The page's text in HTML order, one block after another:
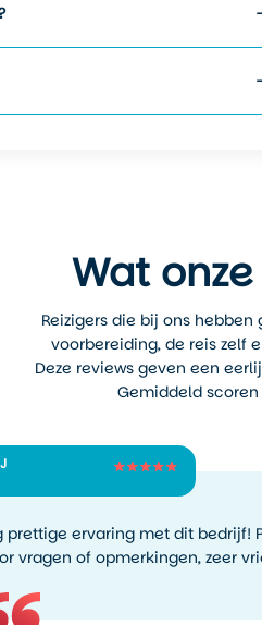
Wat onze
Reizigers die bij ons
voorbereiding, de reis zelf
Deze reviews geven een
Gemiddeld scoren
prettige ervaring met dit bedrijf!
vragen of opmerkingen, zeer